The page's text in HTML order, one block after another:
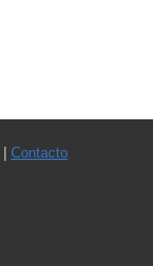
Contacto